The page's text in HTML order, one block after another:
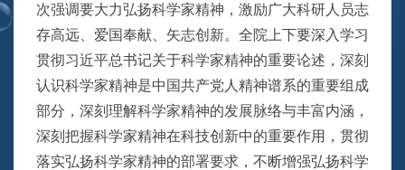
次强调要大力弘扬科学家精神，激励广大科研人员志
存高远、爱国奉献、矢志创新。全院上下要深入学习
贯彻习近平总书记关于科学家精神的重要论述，深刻
认识科学家精神是中国共产党人精神谱系的重要组成
部分，深刻理解科学家精神的发展脉络与丰富内涵，
深刻把握科学家精神在科技创新中的重要作用，贯彻
落实弘扬科学家精神的部署要求，不断增强弘扬科学